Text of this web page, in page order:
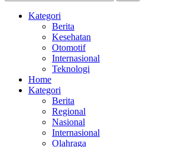
Kategori
Berita
Kesehatan
Otomotif
Internasional
Teknologi
Home
Kategori
Berita
Regional
Nasional
Internasional
Olahraga